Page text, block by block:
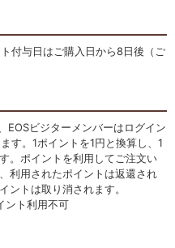
付与日はご購入日から8日後（ご
EOSビジターメンバーはログイン
す。1ポイントを1円と換算し、1
。ポイントを利用してご注文い
利用されたポイントは返還され
ントは取り消されます。
ント利用不可